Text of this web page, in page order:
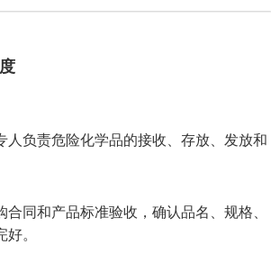
人负责危险化学品的接收、存放、发放和
合同和产品标准验收，确认品名、规格、
。